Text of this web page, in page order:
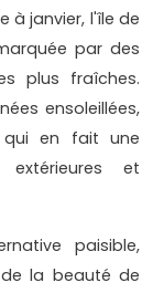
à janvier, l'île de
par des
plus fraîches.
ensoleillées,
qui en fait une
et
paisible,
la beauté de